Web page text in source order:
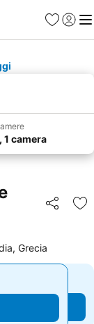
PreferitiAccedi
1 camera
Condividi
Grecia